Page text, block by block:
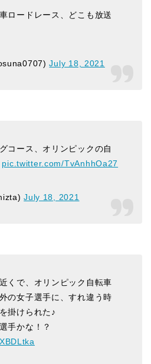
ロードレース、どこも放送
July 18, 2021
コース、オリンピックの自
pic.twitter.com/TvAnhhOa27
July 18, 2021
くで、オリンピック自転車
の女子選手に、すれ違う時
掛けられた♪
手かな！？